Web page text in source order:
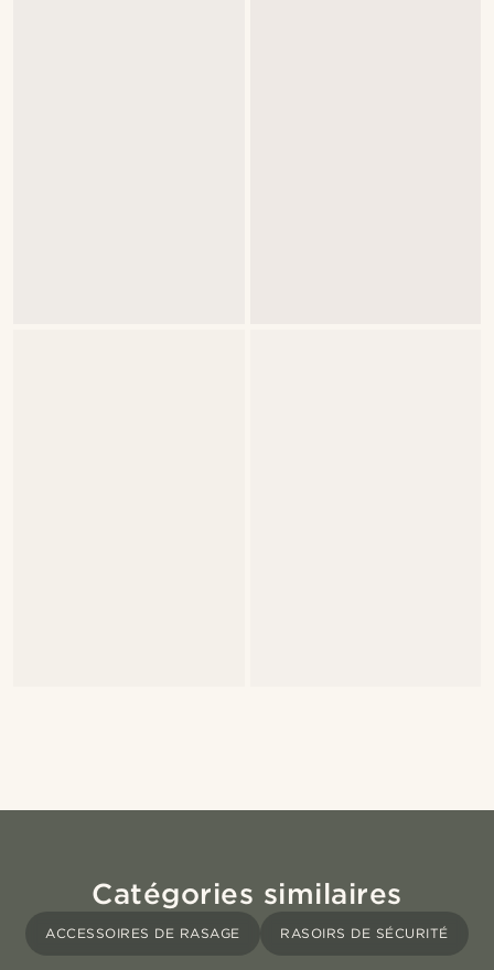
Catégories similaires
ACCESSOIRES DE RASAGE RASOIRS DE SÉCURITÉ